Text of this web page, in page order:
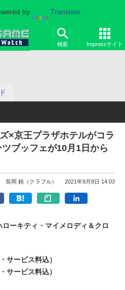
by Translate
検索 Impressサイト
×京王プラザホテルがコラ
ブッフェが10月1日から
長岡 頼（クラフル） 2021年9月8日 14:03
ローキティ・マイメロディ＆クロ
サービス料込）
サービス料込）